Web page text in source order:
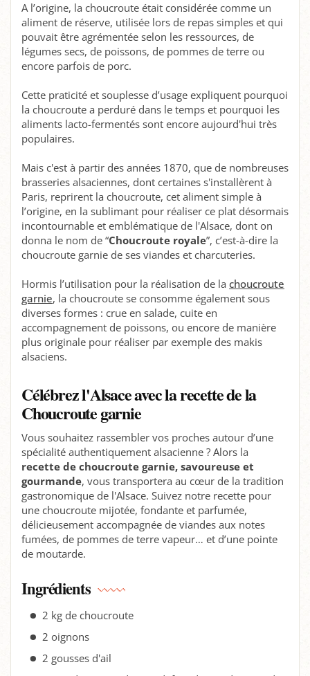
A l’origine, la choucroute était considérée comme un
aliment de réserve, utilisée lors de repas simples et qui
pouvait être agrémentée selon les ressources, de
légumes secs, de poissons, de pommes de terre ou
encore parfois de porc.
Cette praticité et souplesse d’usage expliquent pourquoi
la choucroute a perduré dans le temps et pourquoi les
aliments lacto-fermentés sont encore aujourd'hui très
populaires.
Mais c'est à partir des années 1870, que de nombreuses
brasseries alsaciennes, dont certaines s'installèrent à
Paris, reprirent la choucroute, cet aliment simple à
l’origine, en la sublimant pour réaliser ce plat désormais
incontournable et emblématique de l'Alsace, dont on
donna le nom de “Choucroute royale”, c’est-à-dire la
choucroute garnie de ses viandes et charcuteries.
Hormis l’utilisation pour la réalisation de la choucroute
garnie, la choucroute se consomme également sous
diverses formes : crue en salade, cuite en
accompagnement de poissons, ou encore de manière
plus originale pour réaliser par exemple des makis
alsaciens.
Célébrez l'Alsace avec la recette de la
Choucroute garnie
Vous souhaitez rassembler vos proches autour d’une
spécialité authentiquement alsacienne ? Alors la
recette de choucroute garnie, savoureuse et
gourmande, vous transportera au cœur de la tradition
gastronomique de l'Alsace. Suivez notre recette pour
une choucroute mijotée, fondante et parfumée,
délicieusement accompagnée de viandes aux notes
fumées, de pommes de terre vapeur… et d’une pointe
de moutarde.
Ingrédients
2 kg de choucroute
2 oignons
2 gousses d'ail